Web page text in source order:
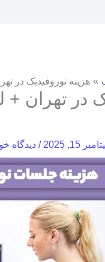
هزینه نوروفیدبک در
در تهران
15, 2025
/ دیدگاه‌